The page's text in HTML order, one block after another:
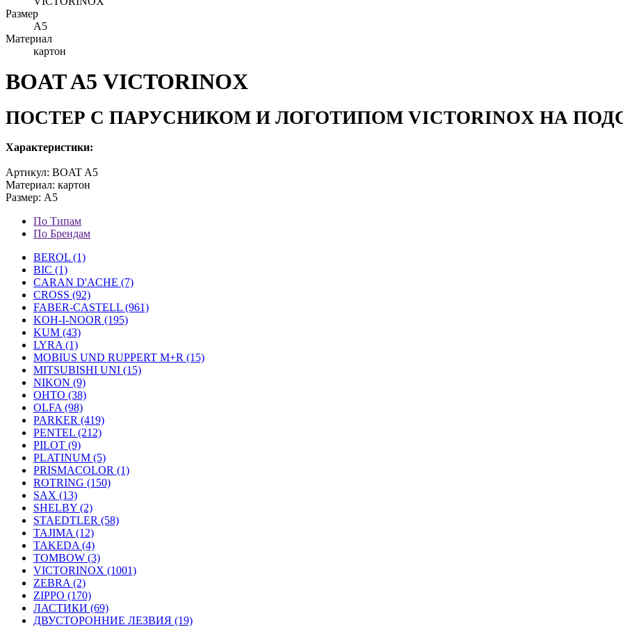
Размер
А5
Материал
картон
BOAT A5 VICTORINOX
ПОСТЕР С ПАРУСНИКОМ И ЛОГОТИПОМ VICTORINOX НА
Характеристики:
Артикул: BOAT A5
Материал: картон
Размер: А5
По Типам
По Брендам
BEROL (1)
BIC (1)
CARAN D'ACHE (7)
CROSS (92)
FABER-CASTELL (961)
KOH-I-NOOR (195)
KUM (43)
LYRA (1)
MOBIUS UND RUPPERT M+R (15)
MITSUBISHI UNI (15)
NIKON (9)
OHTO (38)
OLFA (98)
PARKER (419)
PENTEL (212)
PILOT (9)
PLATINUM (5)
PRISMACOLOR (1)
ROTRING (150)
SAX (13)
SHELBY (2)
STAEDTLER (58)
TAJIMA (12)
TAKEDA (4)
TOMBOW (3)
VICTORINOX (1001)
ZEBRA (2)
ZIPPO (170)
ЛАСТИКИ (69)
ДВУСТОРОННИЕ ЛЕЗВИЯ (19)